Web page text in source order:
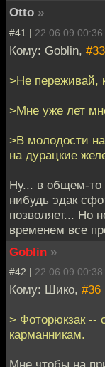
Otto »
#41 | 22.06.09 00:36
Кому: Goblin, #33
>Не переживай,
>Мне уже лет
>В молодости
на дурацкие
Ну... в общем-то
нибудь эдак
позволяет... Но
временем все
Goblin »
#42 | 22.06.09 00:38
Кому: Шико, #36
> Фоторюкзак --
карманникам.
Мне чтобы на